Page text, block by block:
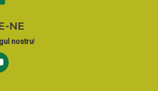
NE
nostru!